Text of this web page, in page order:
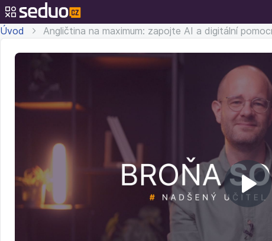
Úvod Angličtina na maximum: zapojte AI a digitální